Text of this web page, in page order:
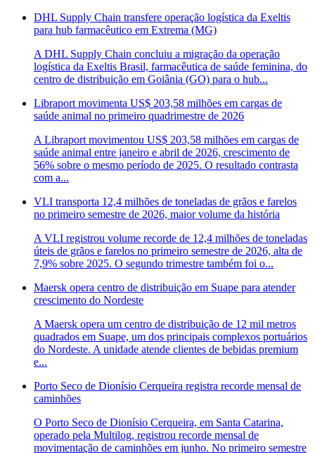
DHL Supply Chain transfere operação logística da Exeltis
para hub farmacêutico em Extrema (MG)
A DHL Supply Chain concluiu a migração da operação
logística da Exeltis Brasil, farmacêutica de saúde feminina, do
centro de distribuição em Goiânia (GO) para o hub...
Libraport movimenta US$ 203,58 milhões em cargas de
saúde animal no primeiro quadrimestre de 2026
A Libraport movimentou US$ 203,58 milhões em cargas de
saúde animal entre janeiro e abril de 2026, crescimento de
56% sobre o mesmo período de 2025. O resultado contrasta
com a...
VLI transporta 12,4 milhões de toneladas de grãos e farelos
no primeiro semestre de 2026, maior volume da história
A VLI registrou volume recorde de 12,4 milhões de toneladas
úteis de grãos e farelos no primeiro semestre de 2026, alta de
7,9% sobre 2025. O segundo trimestre também foi o...
Maersk opera centro de distribuição em Suape para atender
crescimento do Nordeste
A Maersk opera um centro de distribuição de 12 mil metros
quadrados em Suape, um dos principais complexos portuários
do Nordeste. A unidade atende clientes de bebidas premium
e...
Porto Seco de Dionísio Cerqueira registra recorde mensal de
caminhões
O Porto Seco de Dionísio Cerqueira, em Santa Catarina,
operado pela Multilog, registrou recorde mensal de
movimentação de caminhões em junho. No primeiro semestre